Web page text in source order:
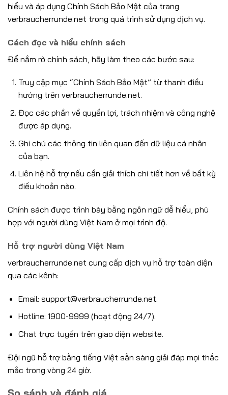
hiểu và áp dụng Chính Sách Bảo Mật của trang
verbraucherrunde.net trong quá trình sử dụng dịch vụ.
Cách đọc và hiểu chính sách
Để nắm rõ chính sách, hãy làm theo các bước sau:
Truy cập mục “Chính Sách Bảo Mật” từ thanh điều
hướng trên verbraucherrunde.net.
Đọc các phần về quyền lợi, trách nhiệm và công nghệ
được áp dụng.
Ghi chú các thông tin liên quan đến dữ liệu cá nhân
của bạn.
Liên hệ hỗ trợ nếu cần giải thích chi tiết hơn về bất kỳ
điều khoản nào.
Chính sách được trình bày bằng ngôn ngữ dễ hiểu, phù
hợp với người dùng Việt Nam ở mọi trình độ.
Hỗ trợ người dùng Việt Nam
verbraucherrunde.net cung cấp dịch vụ hỗ trợ toàn diện
qua các kênh:
Email: support@verbraucherrunde.net.
Hotline: 1900-9999 (hoạt động 24/7).
Chat trực tuyến trên giao diện website.
Đội ngũ hỗ trợ bằng tiếng Việt sẵn sàng giải đáp mọi thắc
mắc trong vòng 24 giờ.